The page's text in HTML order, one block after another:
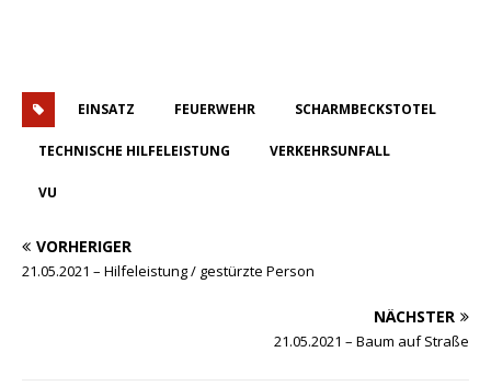
EINSATZ FEUERWEHR SCHARMBECKSTOTEL
TECHNISCHE HILFELEISTUNG VERKEHRSUNFALL
VU
VORHERIGER
21.05.2021 – Hilfeleistung / gestürzte Person
NÄCHSTER
21.05.2021 – Baum auf Straße